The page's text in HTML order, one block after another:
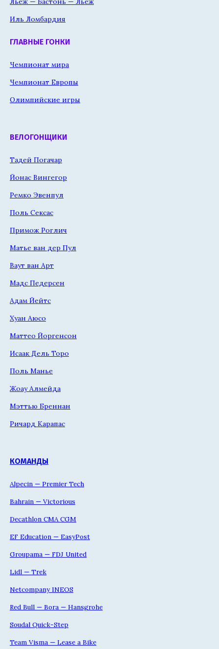
Иль Ломбардия
ГЛАВНЫЕ ГОНКИ
Чемпионат мира
Чемпионат Европы
Олимпийские игры
ВЕЛОГОНЩИКИ
Тадей Погачар
Йонас Вингегор
Ремко Эвенпул
Поль Сексас
Примож Роглич
Матье ван дер Пул
Ваут ван Арт
Мадс Педерсен
Адам Йейтс
Хуан Аюсо
Маттео Йоргенсон
Исаак Дель Торо
Поль Манье
Жоау Алмейда
Мэттью Бреннан
Ричард Карапас
КОМАНДЫ
Alpecin — Premier Tech
Bahrain — Victorious
Decathlon CMA CGM
EF Education — EasyPost
Groupama — FDJ United
Lidl — Trek
Netcompany INEOS
Red Bull — Bora — Hansgrohe
Soudal Quick-Step
Team Visma — Lease a Bike